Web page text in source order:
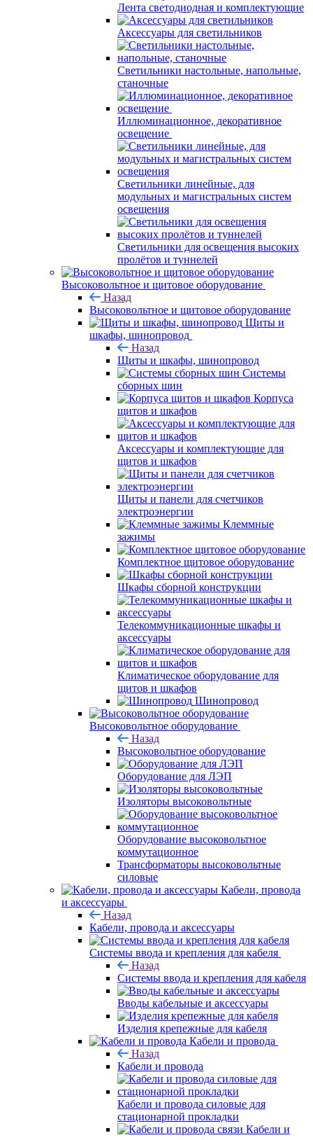
Лента светодиодная и комплектующие
Аксессуары для светильников
Светильники настольные, напольные,
станочные
Иллюминационное, декоративное
освещение
Светильники линейные, для
модульных и магистральных систем
освещения
Светильники для освещения высоких
пролётов и туннелей
Высоковольтное и щитовое оборудование
Назад
Высоковольтное и щитовое оборудование
Щиты и
шкафы, шинопровод
Назад
Щиты и шкафы, шинопровод
Системы
сборных шин
Корпуса
щитов и шкафов
Аксессуары и комплектующие для
щитов и шкафов
Щиты и панели для счетчиков
электроэнергии
Клеммные
зажимы
Комплектное щитовое оборудование
Шкафы сборной конструкции
Телекоммуникационные шкафы и
аксессуары
Климатическое оборудование для
щитов и шкафов
Шинопровод
Высоковольтное оборудование
Назад
Высоковольтное оборудование
Оборудование для ЛЭП
Изоляторы высоковольтные
Оборудование высоковольтное
коммутационное
Трансформаторы высоковольтные
силовые
Кабели, провода
и аксессуары
Назад
Кабели, провода и аксессуары
Системы ввода и крепления для кабеля
Назад
Системы ввода и крепления для кабеля
Вводы кабельные и аксессуары
Изделия крепежные для кабеля
Кабели и провода
Назад
Кабели и провода
Кабели и провода силовые для
стационарной прокладки
Кабели и